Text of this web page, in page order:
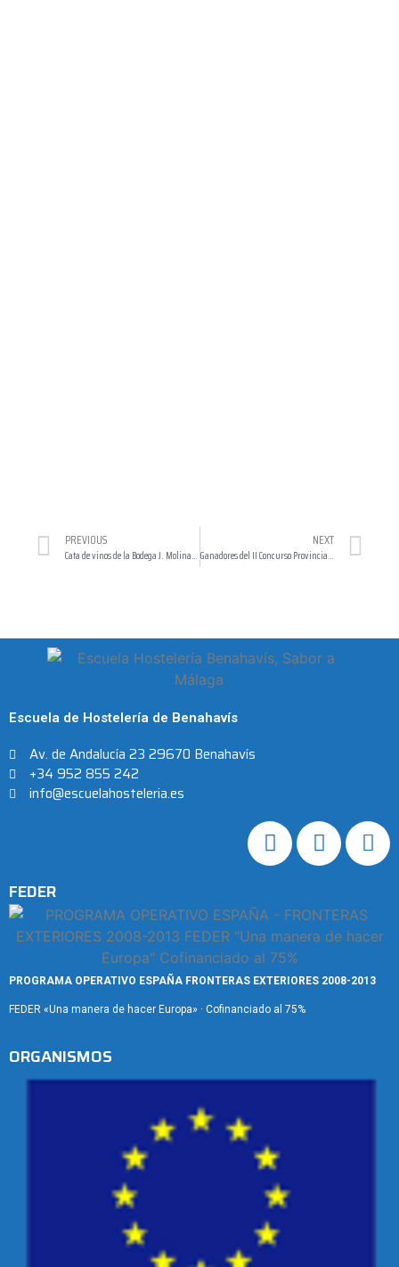
PREVIOUS
Cata de vinos de la Bodega J. Molina de Colmenar para nuestro curso de Sala
NEXT
Ganadores del II Concurso Provincial Sabor a Málaga de vinos con denominación de origen «Málaga» y «Sierras de Málaga»
Escuela de Hostelería de Benahavís
Av. de Andalucía 23 29670 Benahavís
+34 952 855 242
info@escuelahosteleria.es
FEDER
PROGRAMA OPERATIVO ESPAÑA FRONTERAS EXTERIORES 2008-2013
FEDER «Una manera de hacer Europa» · Cofinanciado al 75%
ORGANISMOS